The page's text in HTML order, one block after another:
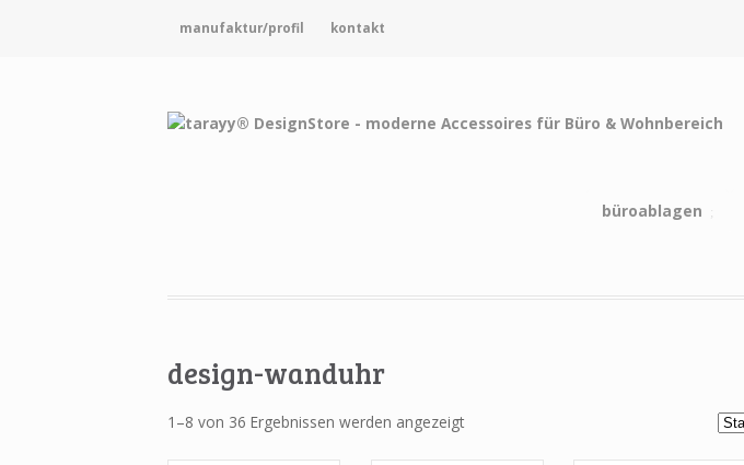
manufaktur/profil kontakt
büroablagen
design-wanduhr
1–8 von 36 Ergebnissen werden angezeigt